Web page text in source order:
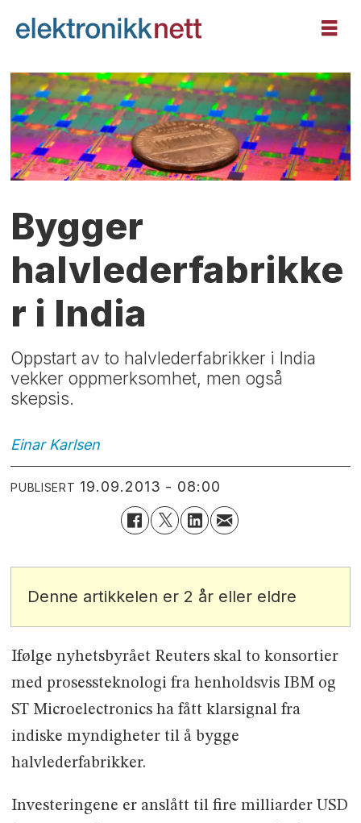
Bygger
halvlederfabrikke
r i India
Oppstart av to halvlederfabrikker i India
vekker oppmerksomhet, men også
skepsis.
Einar Karlsen
PUBLISERT 19.09.2013 - 08:00
Denne artikkelen er 2 år eller eldre
Ifølge nyhetsbyrået Reuters skal to konsortier
med prosessteknologi fra henholdsvis IBM og
ST Microelectronics ha fått klarsignal fra
indiske myndigheter til å bygge
halvlederfabrikker.
Investeringene er anslått til fire milliarder USD